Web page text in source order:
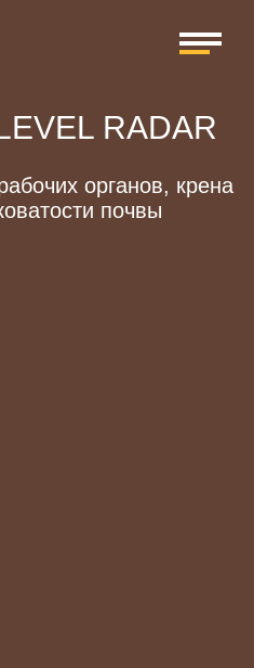
RADAR
органов, крена
почвы